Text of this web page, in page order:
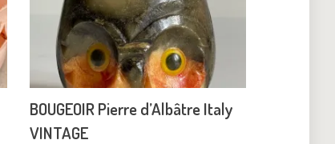
BOUGEOIR Pierre d’Albâtre Italy
VINTAGE